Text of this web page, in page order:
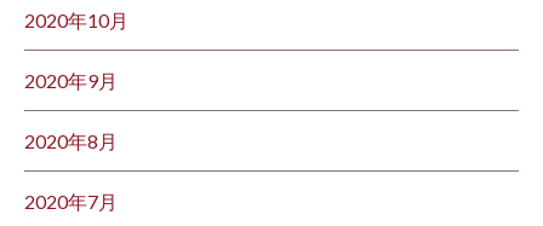
2020年10月
2020年9月
2020年8月
2020年7月